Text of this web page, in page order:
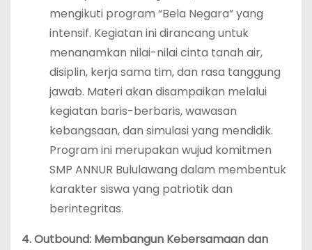
mengikuti program “Bela Negara” yang
intensif. Kegiatan ini dirancang untuk
menanamkan nilai-nilai cinta tanah air,
disiplin, kerja sama tim, dan rasa tanggung
jawab. Materi akan disampaikan melalui
kegiatan baris-berbaris, wawasan
kebangsaan, dan simulasi yang mendidik.
Program ini merupakan wujud komitmen
SMP ANNUR Bululawang dalam membentuk
karakter siswa yang patriotik dan
berintegritas.
4. Outbound: Membangun Kebersamaan dan